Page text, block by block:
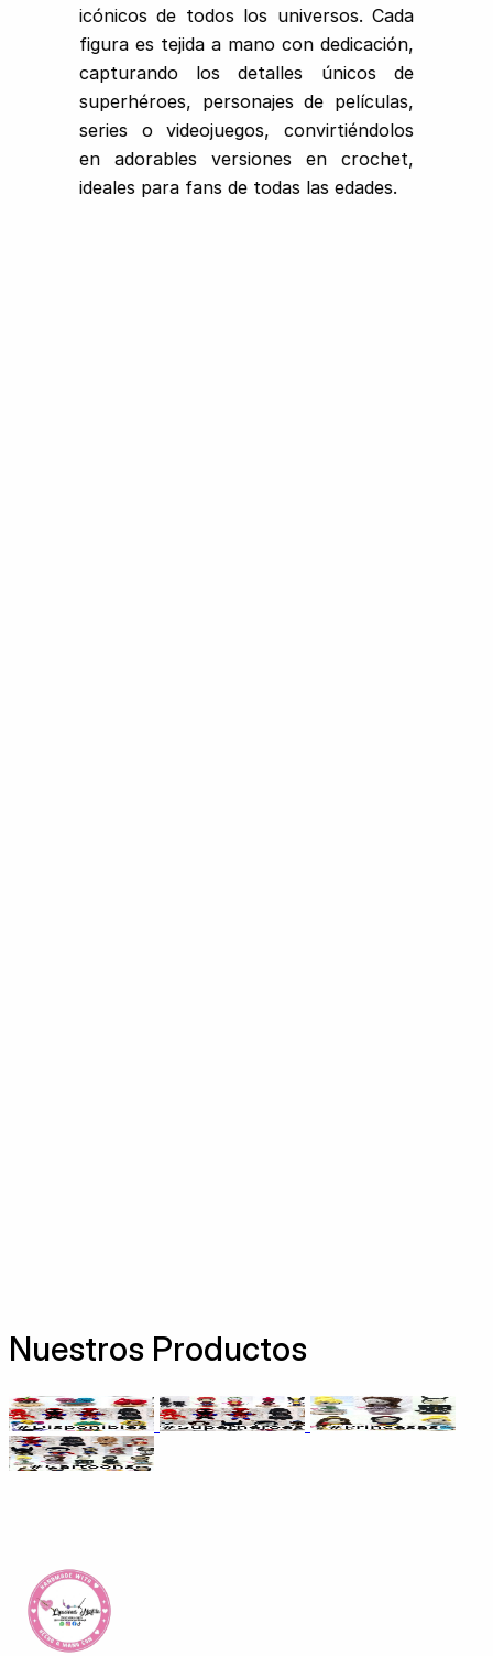
icónicos de todos los universos. Cada
figura es tejida a mano con dedicación,
capturando los detalles únicos de
superhéroes, personajes de películas,
series o videojuegos, convirtiéndolos
en adorables versiones en crochet,
ideales para fans de todas las edades.
Nuestros Productos